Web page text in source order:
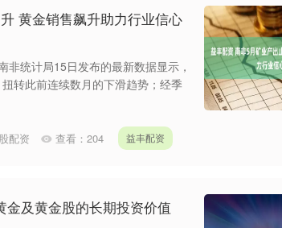
黄金销售飙升助力行业信心
统计局15日发布的最新数据显示，
转此前连续数月的下滑趋势；经季
配资 查看： 204 益丰配资
及黄金股的长期投资价值